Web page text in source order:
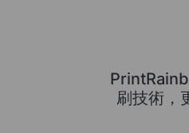
刷技術，